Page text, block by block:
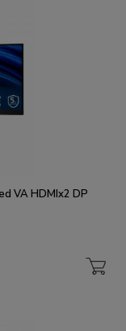
VA HDMIx2 DP